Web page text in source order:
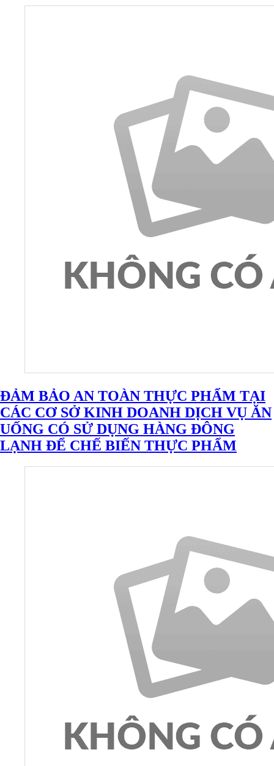
ĐẢM BẢO AN TOÀN THỰC PHẨM TẠI
CÁC CƠ SỞ KINH DOANH DỊCH VỤ ĂN
UỐNG CÓ SỬ DỤNG HÀNG ĐÔNG
LẠNH ĐỂ CHẾ BIẾN THỰC PHẨM